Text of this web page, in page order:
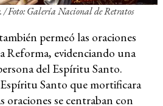
/Foto: Galería Nacional de Retratos
permeó las oraciones
Reforma, evidenciando una
del Espíritu Santo.
Santo que mortificara
oraciones se centraban con